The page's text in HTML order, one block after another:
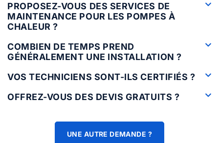
PROPOSEZ-VOUS DES SERVICES DE
MAINTENANCE POUR LES POMPES À
CHALEUR ?
COMBIEN DE TEMPS PREND
GÉNÉRALEMENT UNE INSTALLATION ?
VOS TECHNICIENS SONT-ILS CERTIFIÉS ?
OFFREZ-VOUS DES DEVIS GRATUITS ?
UNE AUTRE DEMANDE ?